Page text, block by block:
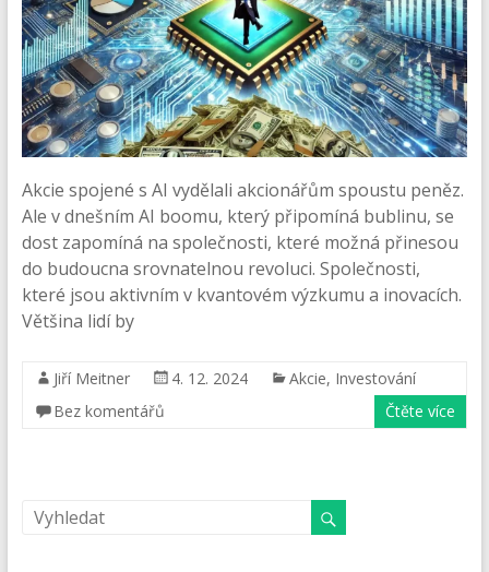
Akcie spojené s AI vydělali akcionářům spoustu peněz.
Ale v dnešním AI boomu, který připomíná bublinu, se
dost zapomíná na společnosti, které možná přinesou
do budoucna srovnatelnou revoluci. Společnosti,
které jsou aktivním v kvantovém výzkumu a inovacích.
Většina lidí by
Jiří Meitner 4. 12. 2024 Akcie, Investování
Bez komentářů
Čtěte více